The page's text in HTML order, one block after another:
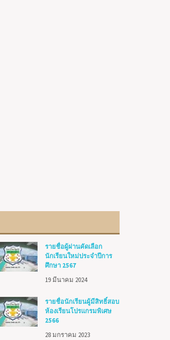
รายชื่อผู้ผ่านคัดเลือก
นักเรียนใหม่ประจำปีการ
ศึกษา 2567
19 มีนาคม 2024
รายชื่อนักเรียนผู้มีสิทธิ์สอบ
ห้องเรียนโปรแกรมพิเศษ
2566
28 มกราคม 2023